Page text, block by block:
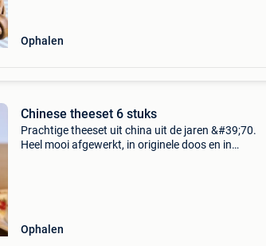
Ophalen
Chinese theeset 6 stuks
Prachtige theeset uit china uit de jaren &#39;70.
Heel mooi afgewerkt, in originele doos en in
Ophalen